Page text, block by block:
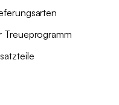
Treueprogramm